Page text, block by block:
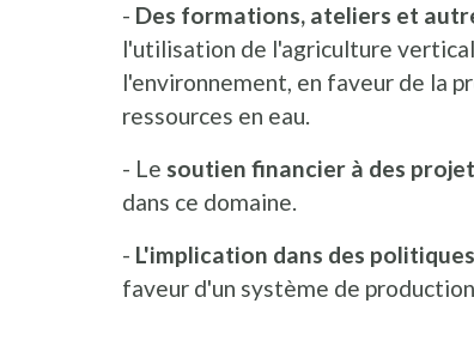
- Des formations, ateliers et
l'utilisation de l'agriculture
l'environnement, en faveur de la
ressources en eau.
- Le soutien financier à des
dans ce domaine.
- L'implication dans des
faveur d'un système de